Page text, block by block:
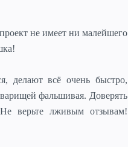
не имеет ни малейшего
делают всё очень быстро,
фальшивая. Доверять
верьте лживым отзывам!